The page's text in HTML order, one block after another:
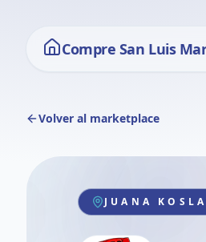
Compre San Luis
Volver al marketplace
JUANA